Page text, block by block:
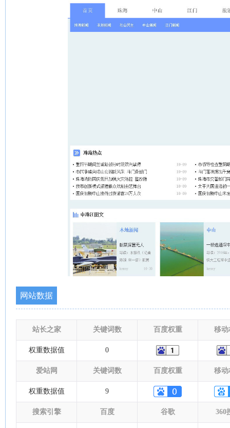
网站数据
站长之家 关键词数 百度权重 移动
权重数据值 0
爱站网 关键词数 百度权重 移动
权重数据值 9
搜索引擎 百度 谷歌 360